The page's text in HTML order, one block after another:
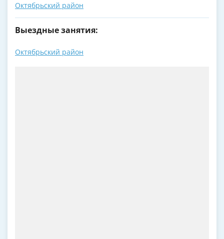
Октябрьский район
Выездные занятия:
Октябрьский район